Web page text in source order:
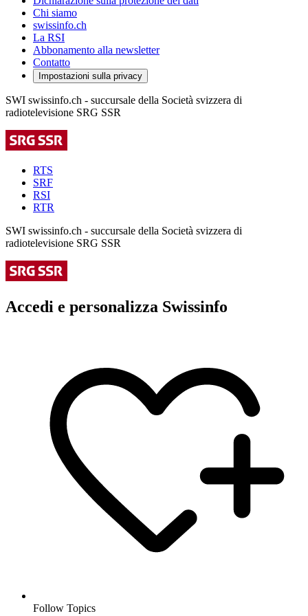
Chi siamo
swissinfo.ch
La RSI
Abbonamento alla newsletter
Contatto
Impostazioni sulla privacy
SWI swissinfo.ch - succursale della Società svizzera di
radiotelevisione SRG SSR
RTS
SRF
RSI
RTR
SWI swissinfo.ch - succursale della Società svizzera di
radiotelevisione SRG SSR
Accedi e personalizza Swissinfo
Follow Topics